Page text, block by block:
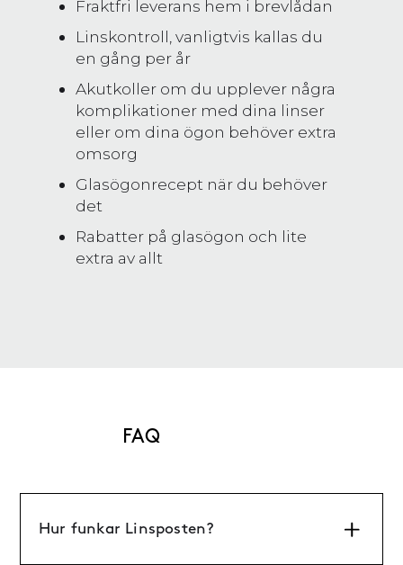
Fraktfri leverans hem i brevlådan
Linskontroll, vanligtvis kallas du
en gång per år
Akutkoller om du upplever några
komplikationer med dina linser
eller om dina ögon behöver extra
omsorg
Glasögonrecept när du behöver
det
Rabatter på glasögon och lite
extra av allt
FAQ
Hur funkar Linsposten?